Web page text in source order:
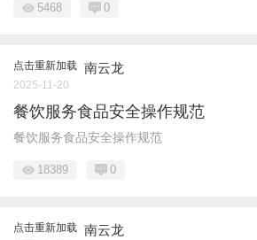
5468 0
点击重新加载 南云龙
2025-11-20
餐饮服务食品安全操作规范
餐饮服务食品安全操作规范
18389 0
点击重新加载 南云龙